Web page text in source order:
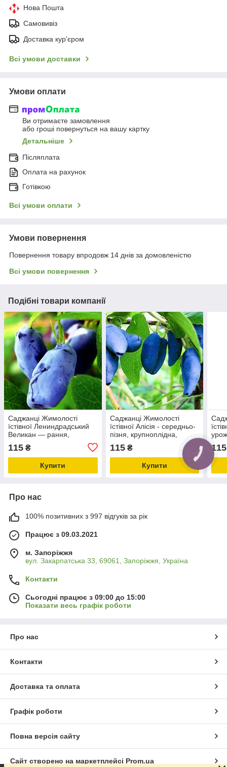
Нова Пошта
Самовивіз
Доставка кур'єром
Всі умови доставки
Умови оплати
Ви отримаєте замовлення
або гроші повернуться на вашу картку
Детальніше
Післяплата
Оплата на рахунок
Готівкою
Всі умови оплати
Умови повернення
Повернення товару впродовж 14 днів за домовленістю
Всі умови повернення
Подібні товари компанії
Саджанці Жимолості
їстівної Лениндрадський
Великан — рання,
великоплідна, врожайна
115 ₴
Купити
Саджанці Жимолості
їстівної Алісія - середньо-
пізня, крупноплідна,
115₴
Купити
115
Про нас
100% позитивних з 997 відгуків за рік
Працює з 09.03.2021
м. Запоріжжя
вул. Закарпатська 33, 69061, Запоріжжя, Україна
Контакти
Сьогодні працює з 09:00 до 15:00
Показати весь графік роботи
Про нас
Контакти
Доставка та оплата
Графік роботи
Повна версія сайту
Сайт створено на маркетплейсі Prom.ua